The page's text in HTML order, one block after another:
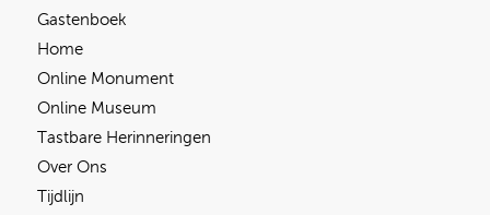
Gastenboek
Home
Online Monument
Online Museum
Tastbare Herinneringen
Over Ons
Tijdlijn